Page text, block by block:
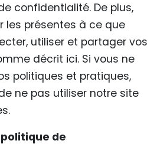
confidentialité. De plus,
les présentes à ce que
utiliser et partager vos
décrit ici. Si vous ne
politiques et pratiques,
ne pas utiliser notre site
de